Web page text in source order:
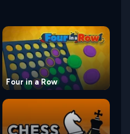
Four in a Row